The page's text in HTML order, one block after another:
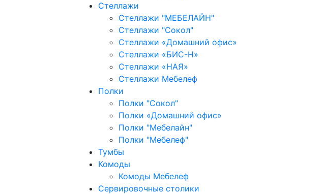
Стеллажи
Стеллажи "МЕБЕЛАЙН"
Стеллажи "Сокол"
Стеллажи «Домашний офис»
Стеллажи «БИС-Н»
Стеллажи «НАЯ»
Стеллажи Мебелеф
Полки
Полки "Сокол"
Полки «Домашний офис»
Полки "Мебелайн"
Полки "Мебелеф"
Тумбы
Комоды
Комоды Мебелеф
Сервировочные столики